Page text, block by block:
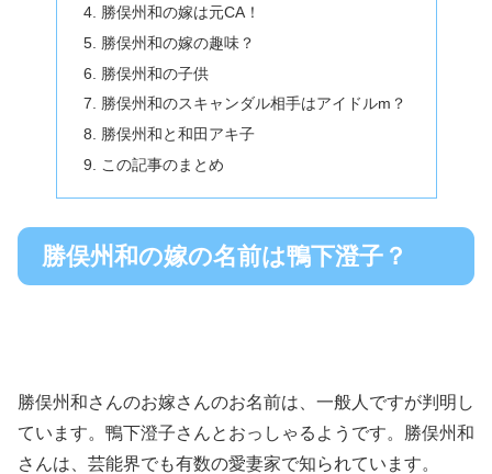
勝俣州和の嫁は元CA！
勝俣州和の嫁の趣味？
勝俣州和の子供
勝俣州和のスキャンダル相手はアイドルm？
勝俣州和と和田アキ子
この記事のまとめ
勝俣州和の嫁の名前は鴨下澄子？
勝俣州和さんのお嫁さんのお名前は、一般人ですが判明し
ています。鴨下澄子さんとおっしゃるようです。勝俣州和
さんは、芸能界でも有数の愛妻家で知られています。